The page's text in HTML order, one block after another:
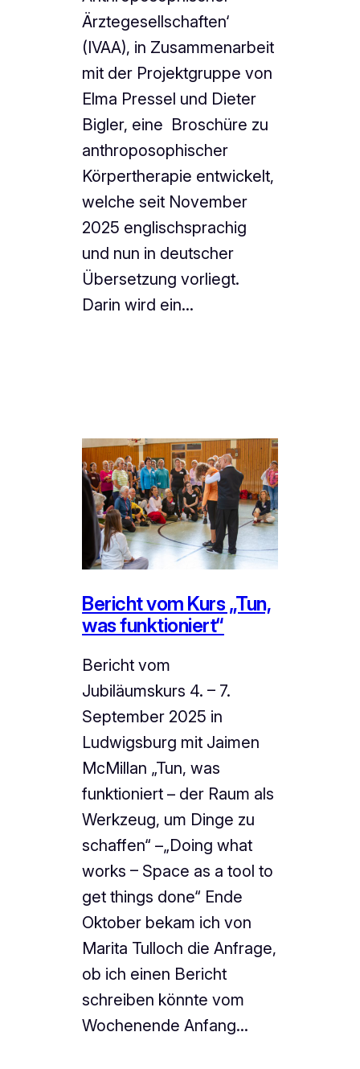
Ärztegesellschaften‘
(IVAA), in Zusammenarbeit
mit der Projektgruppe von
Elma Pressel und Dieter
Bigler, eine Broschüre zu
anthroposophischer
Körpertherapie entwickelt,
welche seit November
2025 englischsprachig
und nun in deutscher
Übersetzung vorliegt.
Darin wird ein…
Bericht vom Kurs „Tun,
was funktioniert“
Bericht vom
Jubiläumskurs 4. – 7.
September 2025 in
Ludwigsburg mit Jaimen
McMillan „Tun, was
funktioniert – der Raum als
Werkzeug, um Dinge zu
schaffen“ –„Doing what
works – Space as a tool to
get things done“ Ende
Oktober bekam ich von
Marita Tulloch die Anfrage,
ob ich einen Bericht
schreiben könnte vom
Wochenende Anfang…